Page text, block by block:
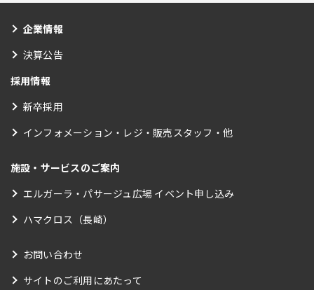
企業情報
決算公告
採用情報
新卒採用
インフォメーション・レジ・販売スタッフ・他
施設・サービスのご案内
エルガーラ・パサージュ広場 イベント申し込み
ハマクロス（長崎）
お問い合わせ
サイトのご利用にあたって